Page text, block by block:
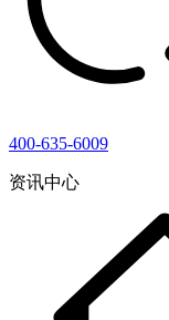
400-635-6009
资讯中心